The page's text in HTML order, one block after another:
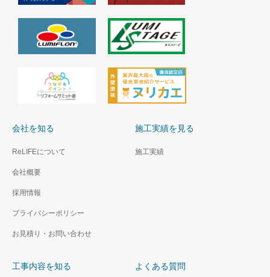
会社を知る
ReLIFEについて
会社概要
採用情報
プライバシーポリシー
お見積り・お問い合わせ
施工実績を見る
施工実績
工事内容を知る よくある質問